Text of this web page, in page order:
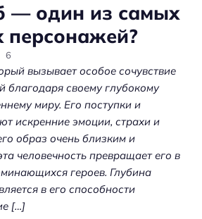
— один из самых
персонажей?
6
вызывает особое сочувствие
благодаря своему глубокому
миру. Его поступки и
искренние эмоции, страхи и
образ очень близким и
человечность превращает его в
героев. Глубина
в его способности
[…]